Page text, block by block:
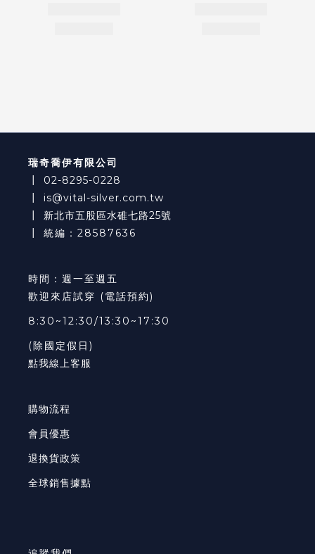
瑞奇喬伊有限公司
02-8295-0228
is@vital-silver.com.tw
新北市五股區水碓七路25號
┃ 統編：28587636
時間：週一至週五
歡迎來店試穿 (電話預約)
8:30~12:30/13:30~17:30
(除國定假日)
點我線上客服
購物流程
會員優惠
退換貨政策
全球銷售據點